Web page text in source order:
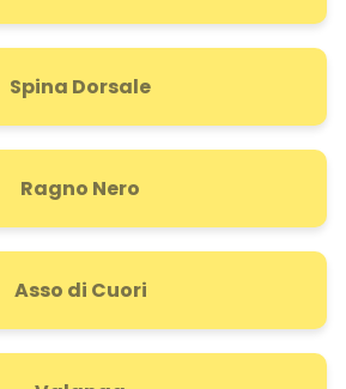
Spina Dorsale
Ragno Nero
Asso di Cuori